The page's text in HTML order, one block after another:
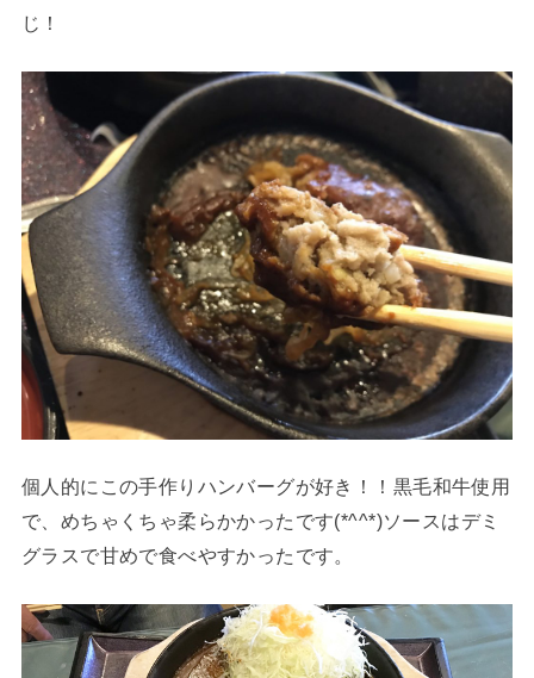
じ！
個人的にこの手作りハンバーグが好き！！黒毛和牛使用
で、めちゃくちゃ柔らかかったです(*^^*)ソースはデミ
グラスで甘めで食べやすかったです。